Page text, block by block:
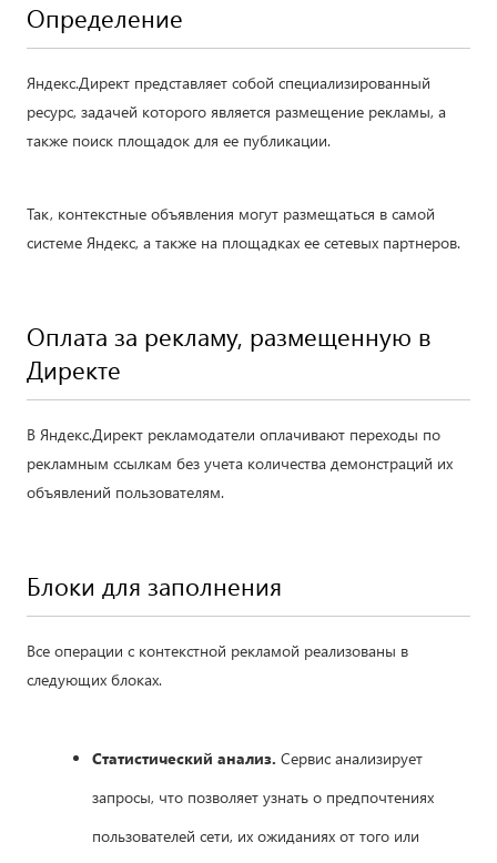
Определение
Яндекс.Директ представляет собой специализированный
ресурс, задачей которого является размещение рекламы, а
также поиск площадок для ее публикации.
Так, контекстные объявления могут размещаться в самой
системе Яндекс, а также на площадках ее сетевых партнеров.
Оплата за рекламу, размещенную в
Директе
В Яндекс.Директ рекламодатели оплачивают переходы по
рекламным ссылкам без учета количества демонстраций их
объявлений пользователям.
Блоки для заполнения
Все операции с контекстной рекламой реализованы в
следующих блоках.
Статистический анализ. Сервис анализирует
запросы, что позволяет узнать о предпочтениях
пользователей сети, их ожиданиях от того или